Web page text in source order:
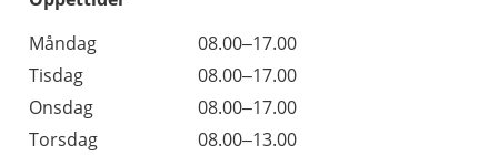
Dag
Öppettider
Kommentarer
Måndag
08.00–17.00
Tisdag
08.00–17.00
Onsdag
08.00–17.00
Torsdag
08.00–13.00